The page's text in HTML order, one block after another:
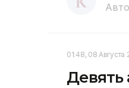
01:48, 08 Августа
Девять